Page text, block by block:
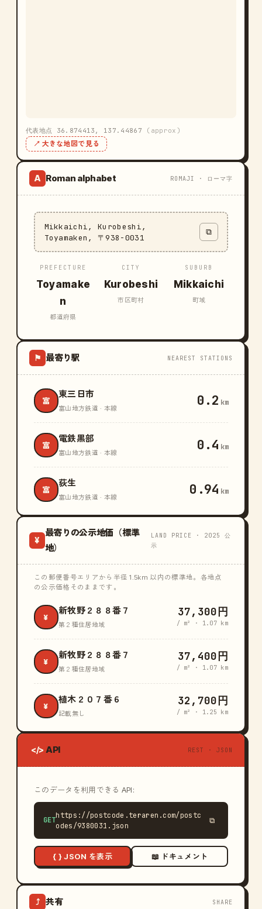
代表地点 36.874413, 137.44867 (approx)
↗ 大きな地図で見る
A Roman alphabet ROMAJI · ローマ字
Mikkaichi, Kurobeshi,
Toyamaken, 〒938-0031
⧉
PREFECTURE
Toyamake
n
都道府県
CITY
Kurobeshi
市区町村
SUBURB
Mikkaichi
町域
⚑ 最寄り駅 NEAREST STATIONS
富
東三日市
富山地方鉄道 · 本線 0.2 km
富
電鉄黒部
富山地方鉄道 · 本線 0.4 km
富
荻生
富山地方鉄道 · 本線 0.94 km
¥
最寄りの公示地価（標準
地）
LAND PRICE · 2025 公
示
この郵便番号エリアから半径 1.5km 以内の標準地。各地点
の公示価格そのままです。
¥
新牧野２８８番７
第２種住居地域
37,300円
/ m² · 1.07 km
¥
新牧野２８８番７
第２種住居地域
37,400円
/ m² · 1.07 km
¥
植木２０７番６
記載無し
32,700円
/ m² · 1.25 km
</> API REST · JSON
このデータを利用できる API:
GET
https://postcode.teraren.com/postc
odes/9380031.json
⧉
{ } JSON を表示 📖 ドキュメント
⤴ 共有 SHARE